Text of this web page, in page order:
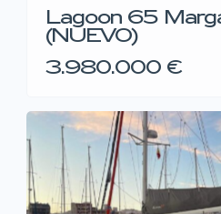
Lagoon 65
(NUEVO)
3.980.000 €